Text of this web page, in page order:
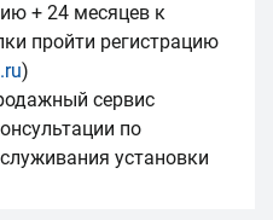
+ 24 месяцев к
пройти регистрацию
)
сервис
по
установки